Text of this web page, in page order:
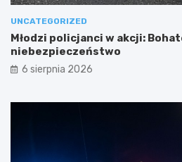
UNCATEGORIZED
Młodzi policjanci w akcji:
niebezpieczeństwo
6 sierpnia 2026